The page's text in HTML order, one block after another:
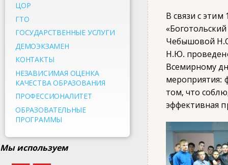
ЦОР
ГТО
ГОСУДАРСТВЕННЫЕ УСЛУГИ
ДЕМОЭКЗАМЕН
КОНТАКТЫ
НЕЗАВИСИМАЯ ОЦЕНКА
КАЧЕСТВА ОБРАЗОВАНИЯ
ПРОФЕССИОНАЛИТЕТ
ОБРАЗОВАТЕЛЬНЫЕ
ПРОГРАММЫ
Мы используем
В связи с
Чебышовой
Н.Ю.
Всемирному
мероприятия:
том, что
эффективная